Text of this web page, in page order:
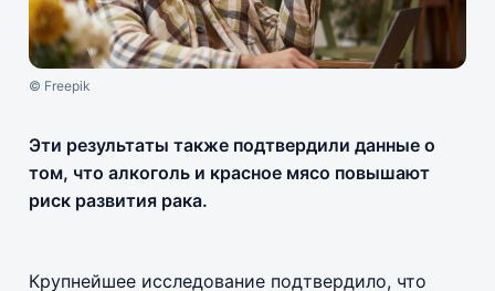
© Freepik
Эти результаты также подтвердили данные о
том, что алкоголь и красное мясо повышают
риск развития рака.
Крупнейшее исследование подтвердило, что